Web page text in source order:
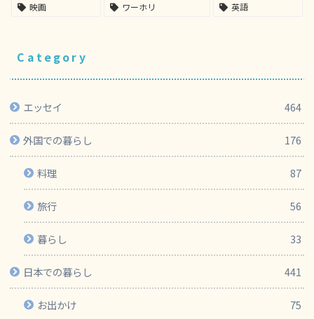
映画
ワーホリ 英語
Category
エッセイ 464
外国での暮らし 176
料理 87
旅行 56
暮らし 33
日本での暮らし 441
お出かけ 75